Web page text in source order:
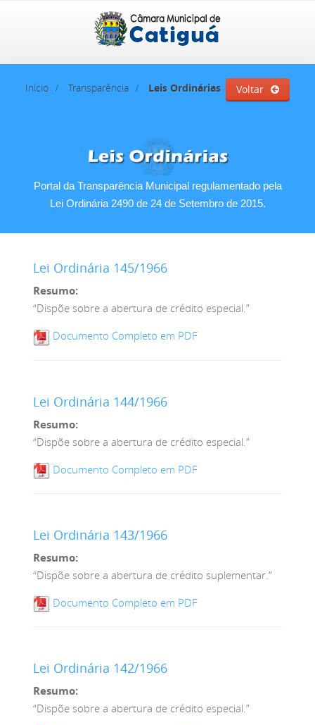
Início Transparência Leis Ordinárias Voltar
Portal da Transparência Municipal regulamentado pela
Lei Ordinária 2490 de 24 de Setembro de 2015.
Lei Ordinária 145/1966
Resumo:
“Dispõe sobre a abertura de crédito especial.”
Documento Completo em PDF
Lei Ordinária 144/1966
Resumo:
“Dispõe sobre a abertura de crédito especial.”
Documento Completo em PDF
Lei Ordinária 143/1966
Resumo:
“Dispõe sobre a abertura de crédito suplementar.”
Documento Completo em PDF
Lei Ordinária 142/1966
Resumo:
“Dispõe sobre a abertura de crédito especial.”